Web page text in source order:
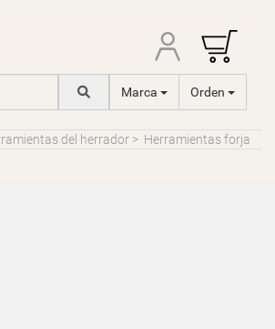
Marca Orden
del herrador > Herramientas forja